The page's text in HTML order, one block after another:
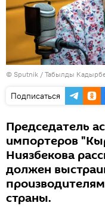
© Sputnik / Табылды
Подписаться
Председатель
импортеров
Ниязбекова
должен
страны.